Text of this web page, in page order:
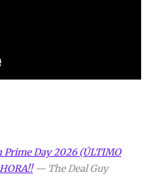
Prime Day 2026 (ÚLTIMO
— The Deal Guy